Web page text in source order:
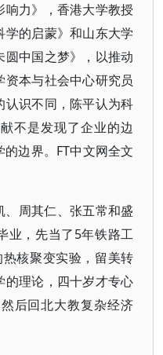
力》，香港大学教授
的启蒙》和山东大学
中国之梦》，以推动
本与社会中心研究员
识不同，陈平认为科
不是发现了企业的边
边界。FT中文网全文
周其仁、张五常和盛
业，先当了5年铁路工
核聚变实验，留美转
理论，四十岁才专心
后回北大教复杂经济